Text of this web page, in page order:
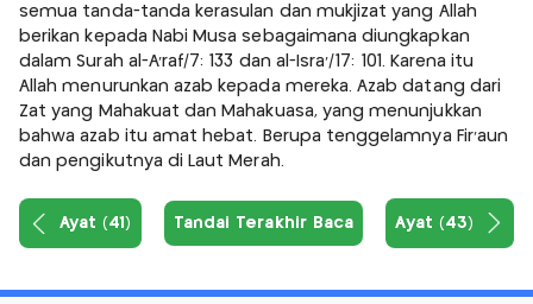
semua tanda-tanda kerasulan dan mukjizat yang Allah
berikan kepada Nabi Musa sebagaimana diungkapkan
dalam Surah al-A'raf/7: 133 dan al-Isra'/17: 101. Karena itu
Allah menurunkan azab kepada mereka. Azab datang dari
Zat yang Mahakuat dan Mahakuasa, yang menunjukkan
bahwa azab itu amat hebat. Berupa tenggelamnya Fir'aun
dan pengikutnya di Laut Merah.
Ayat (41) Tandai Terakhir Baca Ayat (43)